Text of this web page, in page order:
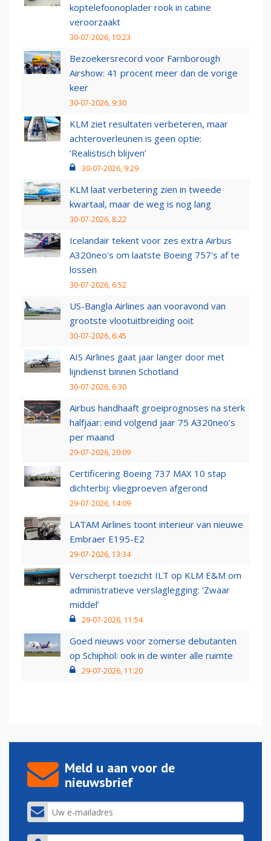
koptelefoonoplader rook in cabine
veroorzaakt
30-07-2026, 10:23
Bezoekersrecord voor Farnborough
Airshow: 41 procent meer dan de vorige
keer
30-07-2026, 9:30
KLM ziet resultaten verbeteren, maar
achteroverleunen is geen optie:
‘Realistisch blijven’
30-07-2026, 9:29
KLM laat verbetering zien in tweede
kwartaal, maar de weg is nog lang
30-07-2026, 8:22
Icelandair tekent voor zes extra Airbus
A320neo's om laatste Boeing 757's af te
lossen
30-07-2026, 6:52
US-Bangla Airlines aan vooravond van
grootste vlootuitbreiding ooit
30-07-2026, 6:45
AIS Airlines gaat jaar langer door met
lijndienst binnen Schotland
30-07-2026, 6:30
Airbus handhaaft groeiprognoses na sterk
halfjaar: eind volgend jaar 75 A320neo’s
per maand
29-07-2026, 20:09
Certificering Boeing 737 MAX 10 stap
dichterbij: vliegproeven afgerond
29-07-2026, 14:09
LATAM Airlines toont interieur van nieuwe
Embraer E195-E2
29-07-2026, 13:34
Verscherpt toezicht ILT op KLM E&M om
administratieve verslaglegging: ‘Zwaar
middel’
29-07-2026, 11:54
Goed nieuws voor zomerse debutanten
op Schiphol: ook in de winter alle ruimte
29-07-2026, 11:20
Meld u aan voor de
nieuwsbrief